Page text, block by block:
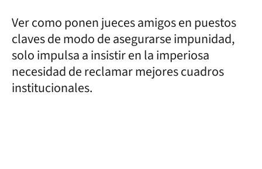
Ver como ponen jueces amigos en puestos
claves de modo de asegurarse impunidad,
solo impulsa a insistir en la imperiosa
necesidad de reclamar mejores cuadros
institucionales.